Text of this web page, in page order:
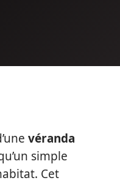
véranda
simple
Cet